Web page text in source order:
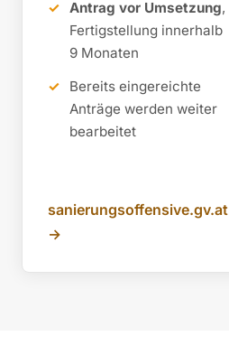
Antrag vor Umsetzung,
Fertigstellung innerhalb
9 Monaten
Bereits eingereichte
Anträge werden weiter
bearbeitet
sanierungsoffensive.gv.at
→